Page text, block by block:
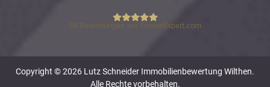
Lutz Schneider Immobilienbewertung
58 Bewertungen auf ProvenExpert.com
Copyright © 2026 Lutz Schneider Immobilienbewertung Wilthen.
Alle Rechte vorbehalten.